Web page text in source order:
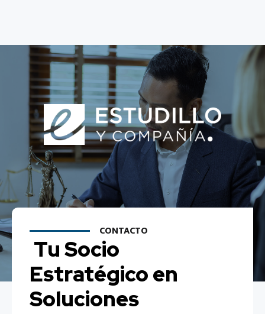
CONTACTO
Tu Socio
Estratégico en
Soluciones